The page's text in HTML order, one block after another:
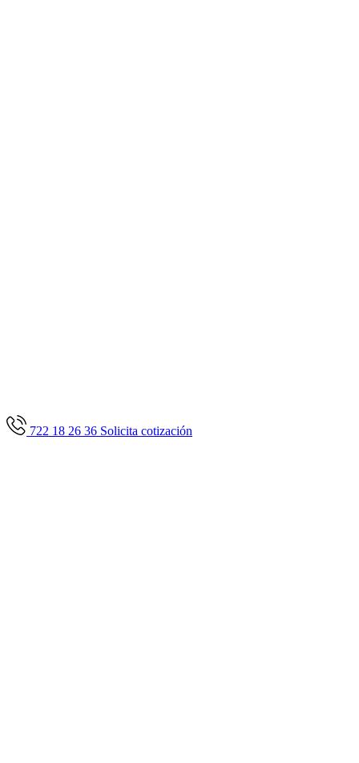
722 18 26 36 Solicita cotización